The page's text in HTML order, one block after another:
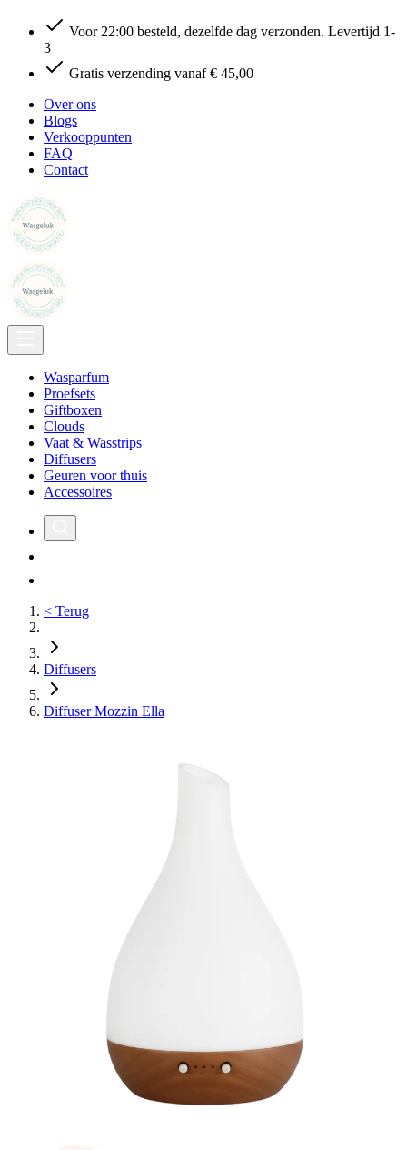
Voor 22:00 besteld, dezelfde dag verzonden. Levertijd 1-
3
Gratis verzending vanaf € 45,00
Over ons
Blogs
Verkooppunten
FAQ
Contact
Wasparfum
Proefsets
Giftboxen
Clouds
Vaat & Wasstrips
Diffusers
Geuren voor thuis
Accessoires
< Terug
Diffusers
Diffuser Mozzin Ella